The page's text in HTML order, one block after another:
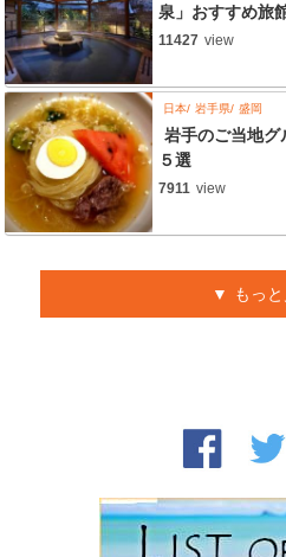
泉」おすすめ旅
11427 view
日本 岩手県 盛岡
岩手のご当地グ
５選
7911 view
もっ